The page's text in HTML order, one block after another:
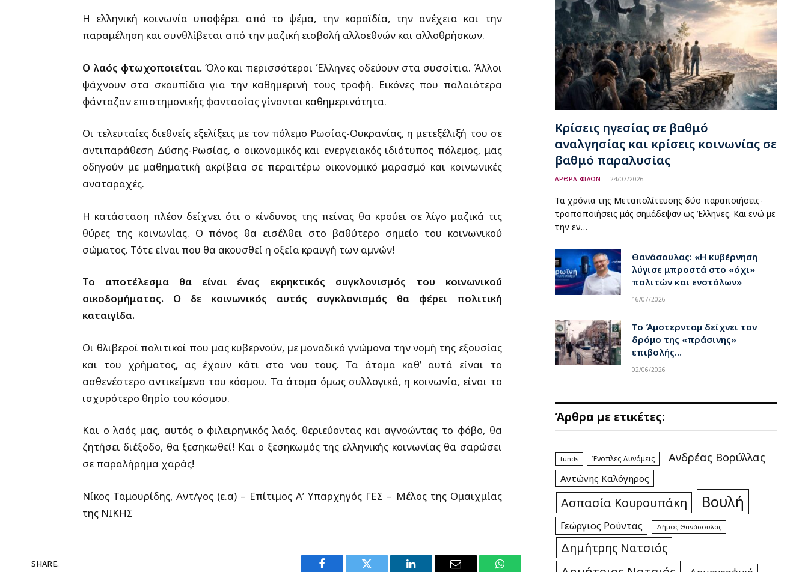
Η ελληνική κοινωνία υποφέρει από το ψέμα, την κοροϊδία, την ανέχεια και την
παραμέληση και συνθλίβεται από την μαζική εισβολή αλλοεθνών και αλλοθρήσκων.
Ο λαός φτωχοποιείται.Όλο και περισσότεροι Έλληνες οδεύουν στα συσσίτια. Άλλοι
ψάχνουν στα σκουπίδια για την καθημερινή τους τροφή. Εικόνες που παλαιότερα
φάνταζαν επιστημονικής φαντασίας γίνονται καθημερινότητα.
Οι τελευταίες διεθνείς εξελίξεις με τον πόλεμο Ρωσίας-Ουκρανίας, η μετεξέλιξή του σε
αντιπαράθεση Δύσης-Ρωσίας, ο οικονομικός και ενεργειακός ιδιότυπος πόλεμος, μας
οδηγούν με μαθηματική ακρίβεια σε περαιτέρω οικονομικό μαρασμό και κοινωνικές
αναταραχές.
Η κατάσταση πλέον δείχνει ότι ο κίνδυνος της πείνας θα κρούει σε λίγο μαζικά τις
θύρες της κοινωνίας. Ο πόνος θα εισέλθει στο βαθύτερο σημείο του κοινωνικού
σώματος. Τότε είναι που θα ακουσθεί η οξεία κραυγή των αμνών!
Το αποτέλεσμα θα είναι ένας εκρηκτικός συγκλονισμός του κοινωνικού
οικοδομήματος. Ο δε κοινωνικός αυτός συγκλονισμός θα φέρει πολιτική
καταιγίδα.
Οι θλιβεροί πολιτικοί που μας κυβερνούν, με μοναδικό γνώμονα την νομή της εξουσίας
και του χρήματος, ας έχουν κάτι στο νου τους. Τα άτομα καθ’ αυτά είναι το
ασθενέστερο αντικείμενο του κόσμου. Τα άτομα όμως συλλογικά, η κοινωνία, είναι το
ισχυρότερο θηρίο του κόσμου.
Και ο λαός μας, αυτός ο φιλειρηνικός λαός, θεριεύοντας και αγνοώντας το φόβο, θα
ζητήσει διέξοδο, θα ξεσηκωθεί! Και ο ξεσηκωμός της ελληνικής κοινωνίας θα σαρώσει
σε παραλήρημα χαράς!
Νίκος Ταμουρίδης, Αντ/γος (ε.α) – Επίτιμος Α’ Υπαρχηγός ΓΕΣ – Μέλος της Ομαιχμίας
της ΝΙΚΗΣ
SHARE.
Κρίσεις ηγεσίας σε βαθμό
αναλγησίας και κρίσεις κοινωνίας σε
βαθμό παραλυσίας
ΑΡΘΡΑ ΦΙΛΩΝ 24/07/2026
Τα χρόνια της Μεταπολίτευσης δύο παραποιήσεις-
τροποποιήσεις μάς σημάδεψαν ως Έλληνες. Και ενώ με
την εν…
Θανάσουλας: «Η κυβέρνηση
λύγισε μπροστά στο «όχι»
πολιτών και ενστόλων»
16/07/2026
Το Άμστερνταμ δείχνει τον
δρόμο της «πράσινης»
επιβολής…
02/06/2026
Άρθρα με ετικέτες:
funds Ένοπλες Δυνάμεις Ανδρέας Βορύλλας
Αντώνης Καλόγηρος
Ασπασία Κουρουπάκη Βουλή
Γεώργιος Ρούντας Δήμος Θανάσουλας
Δημήτρης Νατσιός